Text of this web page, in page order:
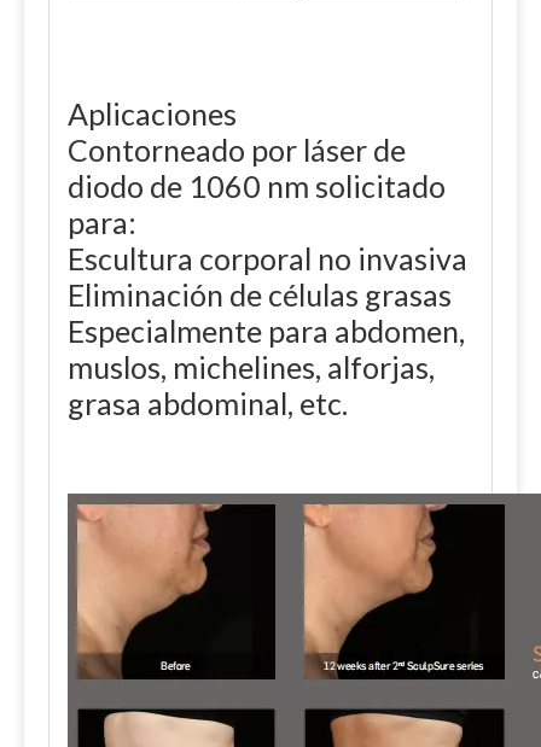
Aplicaciones
Contorneado por láser de
diodo de 1060 nm solicitado
para:
Escultura corporal no invasiva
Eliminación de células grasas
Especialmente para abdomen,
muslos, michelines, alforjas,
grasa abdominal, etc.